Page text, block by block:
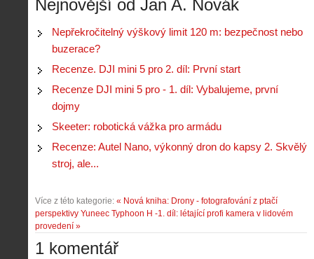
Nejnovější od Jan A. Novák
Nepřekročitelný výškový limit 120 m: bezpečnost nebo
buzerace?
Recenze. DJI mini 5 pro 2. díl: První start
Recenze DJI mini 5 pro - 1. díl: Vybalujeme, první
dojmy
Skeeter: robotická vážka pro armádu
Recenze: Autel Nano, výkonný dron do kapsy 2. Skvělý
stroj, ale...
Více z této kategorie: « Nová kniha: Drony - fotografování z ptačí
perspektivy Yuneec Typhoon H -1. díl: létající profi kamera v lidovém
provedení »
1 komentář